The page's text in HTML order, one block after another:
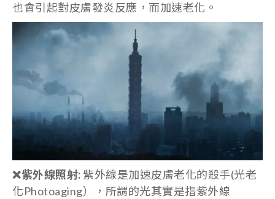
也會引起對皮膚發炎反應，而加速老化。
❌紫外線照射:紫外線是加速皮膚老化的殺手(光老
化Photoaging），所謂的光其實是指紫外線